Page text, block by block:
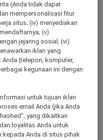
(Anda tidak dapat
mempersonalisasi fitur
situs; (iv) menyediakan
(v)
jejaring sosial; (vi)
iklan yang
(telepon, komputer,
kegunaan ini dengan
untuk tujuan iklan
email Anda (jika Anda
yang dikaitkan
loyalitas Anda untuk
kepada Anda di situs pihak